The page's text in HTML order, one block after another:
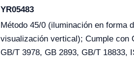
YR05483
Método 45/0 (iluminación en forma
visualización vertical); Cumple con
GB/T 3978, GB 2893, GB/T 18833,